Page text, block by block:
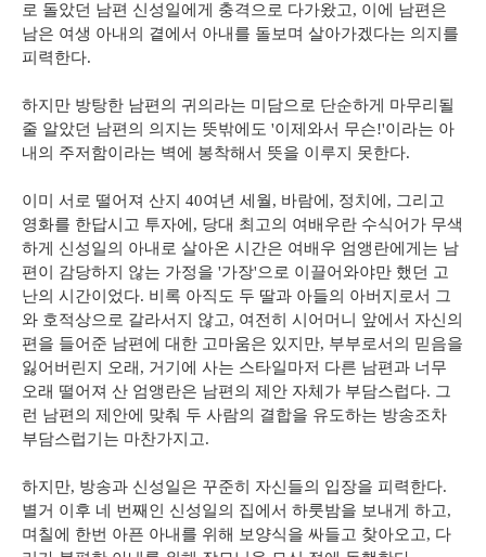
로 돌았던 남편 신성일에게 충격으로 다가왔고, 이에 남편은
남은 여생 아내의 곁에서 아내를 돌보며 살아가겠다는 의지를
피력한다.
하지만 방탕한 남편의 귀의라는 미담으로 단순하게 마무리될
줄 알았던 남편의 의지는 뜻밖에도 '이제와서 무슨!'이라는 아
내의 주저함이라는 벽에 봉착해서 뜻을 이루지 못한다.
이미 서로 떨어져 산지 40여년 세월, 바람에, 정치에, 그리고
영화를 한답시고 투자에, 당대 최고의 여배우란 수식어가 무색
하게 신성일의 아내로 살아온 시간은 여배우 엄앵란에게는 남
편이 감당하지 않는 가정을 '가장'으로 이끌어와야만 했던 고
난의 시간이었다. 비록 아직도 두 딸과 아들의 아버지로서 그
와 호적상으로 갈라서지 않고, 여전히 시어머니 앞에서 자신의
편을 들어준 남편에 대한 고마움은 있지만, 부부로서의 믿음을
잃어버린지 오래, 거기에 사는 스타일마저 다른 남편과 너무
오래 떨어져 산 엄앵란은 남편의 제안 자체가 부담스럽다. 그
런 남편의 제안에 맞춰 두 사람의 결합을 유도하는 방송조차
부담스럽기는 마찬가지고.
하지만, 방송과 신성일은 꾸준히 자신들의 입장을 피력한다.
별거 이후 네 번째인 신성일의 집에서 하룻밤을 보내게 하고,
며칠에 한번 아픈 아내를 위해 보양식을 싸들고 찾아오고, 다